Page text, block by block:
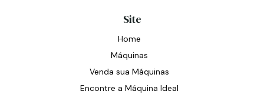
Site
Home
Máquinas
Venda sua Máquinas
Encontre a Máquina Ideal